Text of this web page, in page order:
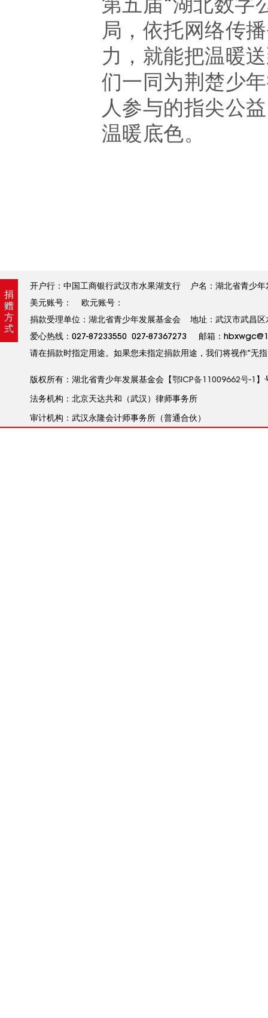
局，依托网络传
力，就能把温暖
们一同为荆楚少
人参与的指尖公
温暖底色。
捐
赠
方
式
开户行：中国工商银行武汉市水果湖支行 户名：湖北省青
美元账号： 欧元账号：
捐款受理单位：湖北省青少年发展基金会 地址：武汉市武昌
爱心热线：027-87233550 027-87367273 邮箱：
请在捐款时指定用途。如果您未指定捐款用途，我们将视作”无
版权所有：湖北省青少年发展基金会【鄂ICP备11009662号-1 】
法务机构：北京天达共和（武汉）律师事务所
审计机构：武汉永隆会计师事务所（普通合伙）